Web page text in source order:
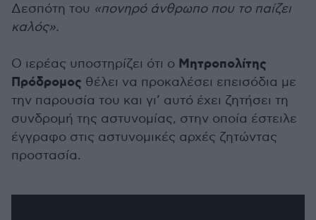
Δεσπότη του «πονηρό άνθρωπο που το παίζει
καλός».
Ο ιερέας υποστηρίζει ότι ο Μητροπολίτης
Πρόδρομος θέλει να προκαλέσει επεισόδια με
την παρουσία του και γι’ αυτό έχει ζητήσει τη
συνδρομή της αστυνομίας, στην οποία έστειλε
έγγραφο στις αστυνομικές αρχές ζητώντας
προστασία.